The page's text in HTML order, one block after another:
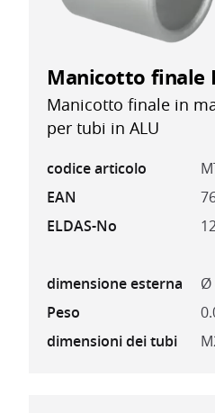
Manicotto finale
Manicotto finale in
per tubi in ALU
codice articolo
EAN
ELDAS-No
dimensione esterna
Ø
Peso
dimensioni dei tubi